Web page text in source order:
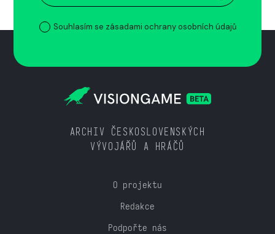
Souhlasím se zásadami ochrany osobních údajů
ARCHIV ČESKOSLOVENSKÝCH
VÝVOJÁŘŮ A HRÁČŮ
O projektu
Redakce
Podpořte nás